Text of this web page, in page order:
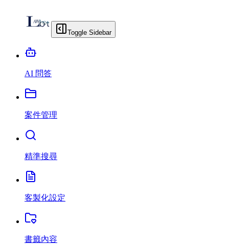
Toggle Sidebar
AI 問答
案件管理
精準搜尋
客製化設定
書籤內容